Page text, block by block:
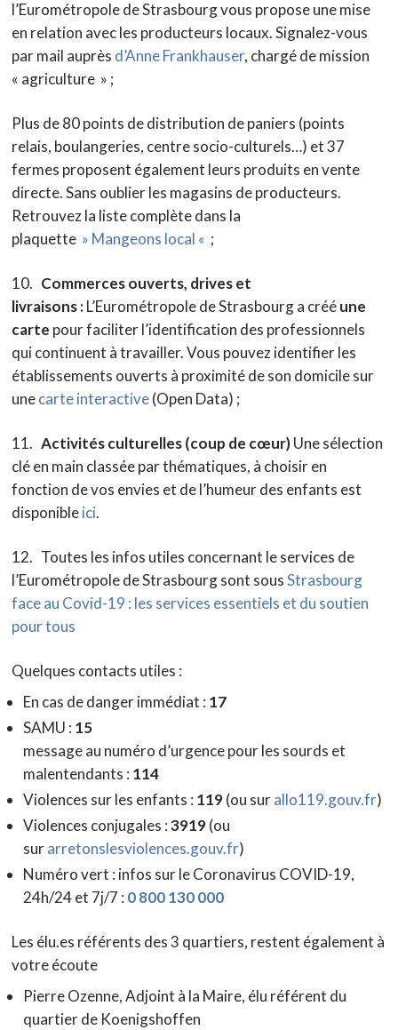
l’Eurométropole de Strasbourg vous propose une mise
en relation avec les producteurs locaux. Signalez-vous
par mail auprès d’Anne Frankhauser, chargé de mission
« agriculture » ;
Plus de 80 points de distribution de paniers (points
relais, boulangeries, centre socio-culturels…) et 37
fermes proposent également leurs produits en vente
directe. Sans oublier les magasins de producteurs.
Retrouvez la liste complète dans la
plaquette » Mangeons local « ;
10. Commerces ouverts, drives et
livraisons :L’Eurométropole de Strasbourg a crééune
carte pour faciliter l’identification des professionnels
qui continuent à travailler. Vous pouvez identifier les
établissements ouverts à proximité de son domicile sur
unecarte interactive(Open Data) ;
11.Activités culturelles (coup de cœur)Une sélection
clé en main classée par thématiques, à choisir en
fonction de vos envies et de l’humeur des enfants est
disponibleici.
12. Toutes les infos utiles concernant le services de
l’Eurométropole de Strasbourg sont sousStrasbourg
face au Covid-19 : les services essentiels et du soutien
pour tous
Quelques contacts utiles :
En cas de danger immédiat : 17
SAMU : 15
message au numéro d’urgence pour les sourds et
malentendants : 114
Violences sur les enfants : 119(ou surallo119.gouv.fr)
Violences conjugales :3919(ou
surarretonslesviolences.gouv.fr)
Numéro vert : infos sur le Coronavirus COVID-19,
24h/24 et 7j/7 : 0 800 130 000
Les élu.es référents des 3 quartiers, restent également à
votre écoute
Pierre Ozenne, Adjoint à la Maire, élu référent du
quartier de Koenigshoffen